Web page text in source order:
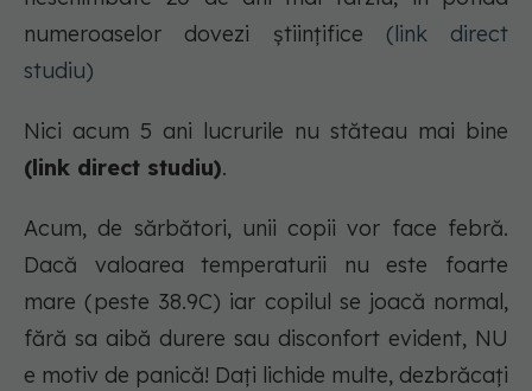
numeroaselor dovezi științifice (link direct
studiu)
Nici acum 5 ani lucrurile nu stăteau mai bine
(link direct studiu).
Acum, de sărbători, unii copii vor face febră.
Dacă valoarea temperaturii nu este foarte
mare (peste 38.9C) iar copilul se joacă normal,
fără sa aibă durere sau disconfort evident, NU
e motiv de panică! Dați lichide multe, dezbrăcați